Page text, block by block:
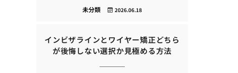
2026.06.18
未分類
インビザラインとワイヤー矯正どちら
が後悔しない選択か見極める方法